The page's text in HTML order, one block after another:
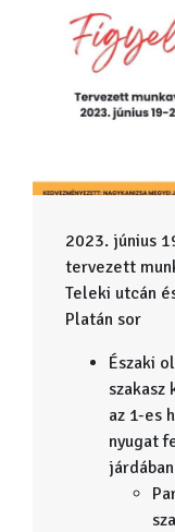
2023. június
tervezett
Teleki utcán
Platán sor
Északi
az 1-es
nyugat